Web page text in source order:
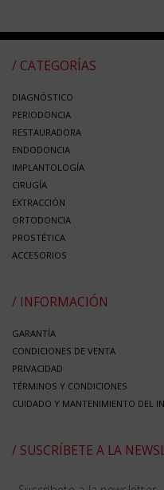
/ CATEGORÍAS
DIAGNÓSTICO
PERIODONCIA
RESTAURADORA
ENDODONCIA
IMPLANTOLOGÍA
CIRUGÍA
EXTRACCIÓN
ORTODONCIA
PROSTÉTICA
ACCESORIOS
/ INFORMACIÓN
GARANTÍA
CONDICIONES DE VENTA
PRIVACIDAD
TÉRMINOS Y CONDICIONES
CUIDADO Y MANTENIMIENTO DEL
/ SUSCRÍBETE A LA